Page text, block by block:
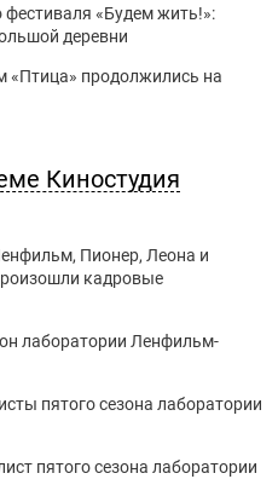
фестиваля «Будем жить!»:
деревни
продолжились на
Киностудия
Пионер, Леона и
кадровые
лаборатории Ленфильм-
пятого сезона лаборатории
пятого сезона лаборатории